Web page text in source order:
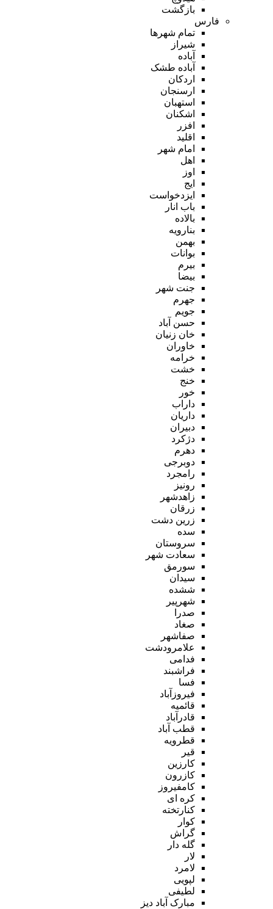
بازگشت
فارس
تمام شهر‌ها
شیراز
آباده
آباده طشک
اردکان
ارسنجان
استهبان
اشکنان
افزر
اقلید
امام شهر
اهل
اوز
ایج
ایزدخواست
باب انار
بالاده
بنارویه
بهمن
بوانات
بیرم
بیضا
جنت شهر
جهرم
جویم
حسن آباد
خان زنیان
خاوران
خرامه
خشت
خنج
خور
داراب
داریان
دبیران
دژکرد
دهرم
دوبرجی
رامجرد
رونیز
زاهدشهر
زرقان
زرین دشت
سده
سروستان
سعادت شهر
سورمق
سیدان
ششده
شهرپیر
صدرا
صغاد
صفاشهر
علامرودشت
فدامی
فراشبند
فسا
فیروزآباد
قائمیه
قادرآباد
قطب آباد
قطرویه
قیر
کارزین
کازرون
کامفیروز
کره ای
کنارتخته
کوار
گراش
گله دار
لار
لامرد
لپویی
لطیفی
مبارک آباد دیز